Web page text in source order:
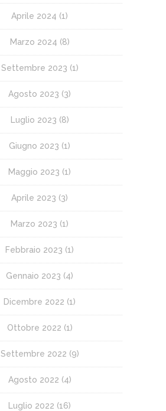
Aprile 2024 (1)
Marzo 2024 (8)
Settembre 2023 (1)
Agosto 2023 (3)
Luglio 2023 (8)
Giugno 2023 (1)
Maggio 2023 (1)
Aprile 2023 (3)
Marzo 2023 (1)
Febbraio 2023 (1)
Gennaio 2023 (4)
Dicembre 2022 (1)
Ottobre 2022 (1)
Settembre 2022 (9)
Agosto 2022 (4)
Luglio 2022 (16)